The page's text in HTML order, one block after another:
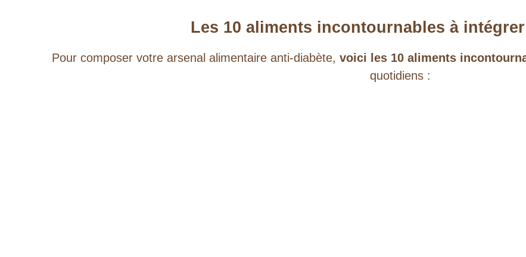
Les 10 aliments incontournables à
Pour composer votre arsenal alimentaire anti-diabète, voici les 10 aliments
quotidiens :